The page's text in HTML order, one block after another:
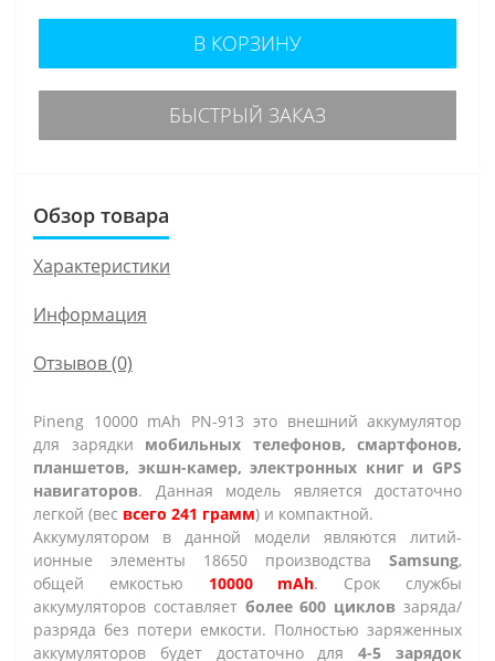
В КОРЗИНУ
БЫСТРЫЙ ЗАКАЗ
Обзор товара
Характеристики
Информация
Отзывов (0)
Pineng 10000 mAh PN-913 это внешний аккумулятор
для зарядки мобильных телефонов, смартфонов,
планшетов, экшн-камер, электронных книг и GPS
навигаторов. Данная модель является достаточно
легкой (вес всего 241 грамм) и компактной.
Аккумулятором в данной модели являются литий-
ионные элементы 18650 производства Samsung,
общей емкостью 10000 mAh. Срок службы
аккумуляторов составляет более 600 циклов заряда/
разряда без потери емкости. Полностью заряженных
аккумуляторов будет достаточно для4-5 зарядок